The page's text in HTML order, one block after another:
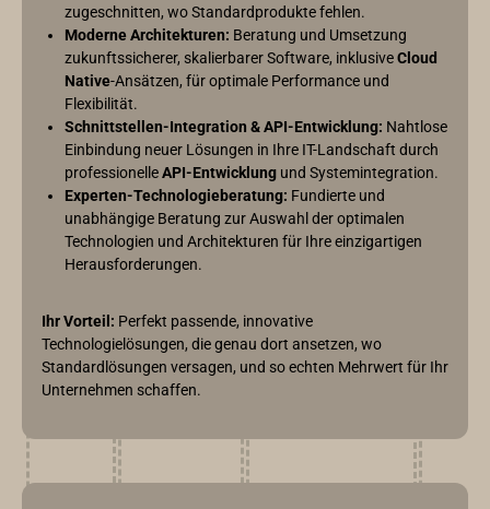
zugeschnitten, wo Standardprodukte fehlen.
Moderne Architekturen: Beratung und Umsetzung
zukunftssicherer, skalierbarer Software, inklusiveCloud
Native-Ansätzen, für optimale Performance und
Flexibilität.
Schnittstellen-Integration & API-Entwicklung: Nahtlose
Einbindung neuer Lösungen in Ihre IT-Landschaft durch
professionelleAPI-Entwicklung und Systemintegration.
Experten-Technologieberatung: Fundierte und
unabhängige Beratung zur Auswahl der optimalen
Technologien und Architekturen für Ihre einzigartigen
Herausforderungen.
Ihr Vorteil: Perfekt passende, innovative
Technologielösungen, die genau dort ansetzen, wo
Standardlösungen versagen, und so echten Mehrwert für Ihr
Unternehmen schaffen.